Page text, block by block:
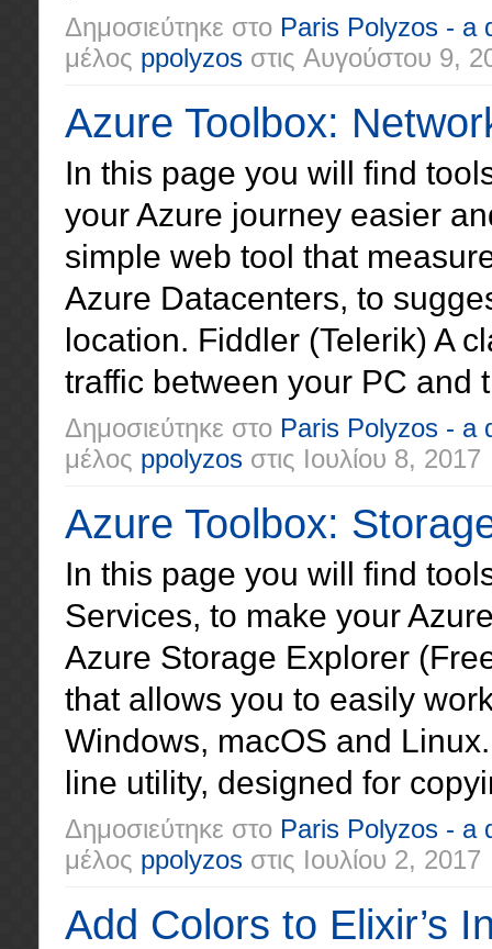
Δημοσιεύτηκε στο Paris Polyzos - a
μέλος ppolyzos στις Αυγούστου 9,
Azure Toolbox:
In this page you will find
your Azure journey easier
simple web tool that
Azure Datacenters, to
location. Fiddler (Telerik) A
traffic between your PC and
Δημοσιεύτηκε στο Paris Polyzos - a
μέλος ppolyzos στις Ιουλίου 8, 2017
Azure Toolbox:
In this page you will find
Services, to make your
Azure Storage Explorer
that allows you to easily
Windows, macOS and
line utility, designed for
Δημοσιεύτηκε στο Paris Polyzos - a
μέλος ppolyzos στις Ιουλίου 2, 2017
Add Colors to Elixir’s